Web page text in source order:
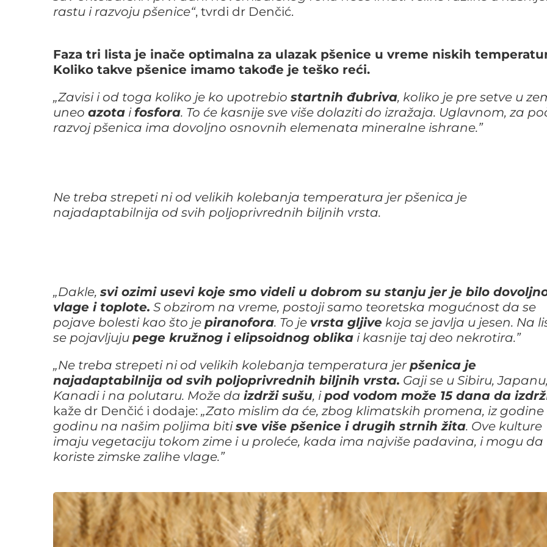
rastu i razvoju pšenice“, tvrdi dr Denčić.
Faza tri lista je inače optimalna za ulazak pšenice u vreme niskih
Koliko takve pšenice imamo takođe je teško reći.
„Zavisi i od toga koliko je ko upotrebio startnih đubriva, koliko je pre setve u
uneo azota ifosfora. To će kasnije sve više dolaziti do izražaja. Uglavnom, za
razvoj pšenica ima dovoljno osnovnih elemenata mineralne ishrane.”
Ne treba strepeti ni od velikih kolebanja temperatura jer pšenica je
najadaptabilnija od svih poljoprivrednih biljnih vrsta.
„Dakle, svi ozimi usevi koje smo videli u dobrom su stanju jer je bilo
vlage i toplote. S obzirom na vreme, postoji samo teoretska mogućnost da se
pojave bolesti kao što je piranofora. To je vrsta gljive koja se javlja u jesen. Na
se pojavljuju pege kružnog i elipsoidnog oblika i kasnije taj deo nekrotira.”
„Ne treba strepeti ni od velikih kolebanja temperatura jerpšenica je
najadaptabilnija od svih poljoprivrednih biljnih vrsta. Gaji se u Sibiru,
Kanadi i na polutaru. Može da izdrži sušu, ipod vodom može 15 dana da izdrž
kaže dr Denčić i dodaje: „Zato mislim da će, zbog klimatskih promena, iz godine
godinu na našim poljima bitisve više pšenice i drugih strnih žita. Ove kulture
imaju vegetaciju tokom zime i u proleće, kada ima najviše padavina, i mogu da
koriste zimske zalihe vlage.”